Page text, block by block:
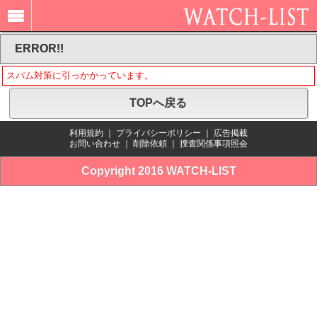
ERROR!!
スパム対策に引っかかっています。
TOPへ戻る
利用規約 プライバシーポリシー
広告掲載
お問い合わせ
削除依頼 捜査関係事項照会
Copyright 2016 WATCH-LIST